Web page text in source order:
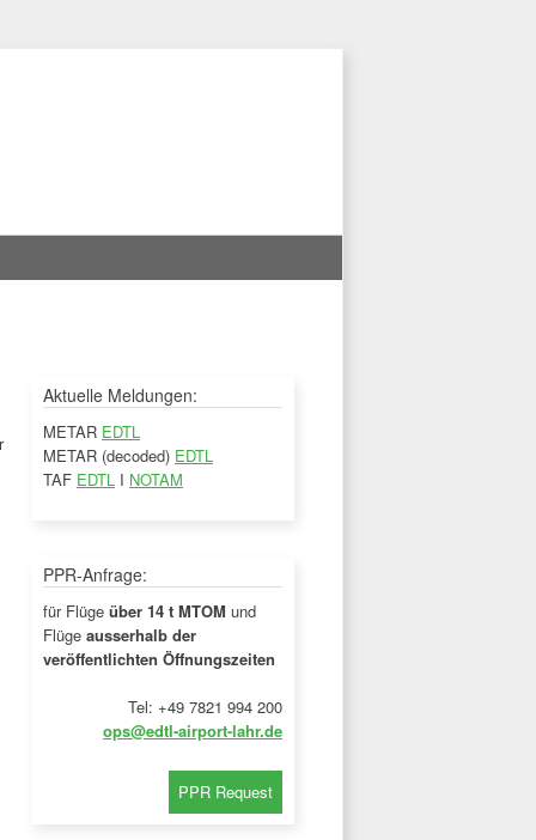
Aktuelle Meldungen:
METAR EDTL
METAR (decoded) EDTL
TAF EDTL I NOTAM
PPR-Anfrage:
für Flüge über 14 t MTOM und
Flüge ausserhalb der
veröffentlichten Öffnungszeiten
Tel: +49 7821 994 200
ops@edtl-airport-lahr.de